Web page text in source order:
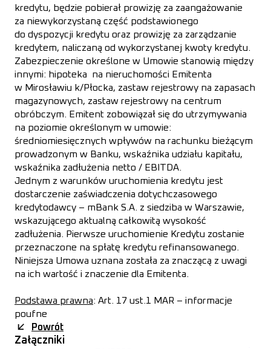
kredytu, będzie pobierał prowizję za zaangażowanie
za niewykorzystaną część podstawionego
do dyspozycji kredytu oraz prowizję za zarządzanie
kredytem, naliczaną od wykorzystanej kwoty kredytu.
Zabezpieczenie określone w Umowie stanowią między
innymi: hipoteka na nieruchomości Emitenta
w Mirosławiu k/Płocka, zastaw rejestrowy na zapasach
magazynowych, zastaw rejestrowy na centrum
obróbczym. Emitent zobowiązał się do utrzymywania
na poziomie określonym w umowie:
średniomiesięcznych wpływów na rachunku bieżącym
prowadzonym w Banku, wskaźnika udziału kapitału,
wskaźnika zadłużenia netto / EBITDA.
Jednym z warunków uruchomienia kredytu jest
dostarczenie zaświadczenia dotychczasowego
kredytodawcy – mBank S.A. z siedziba w Warszawie,
wskazującego aktualną całkowitą wysokość
zadłużenia. Pierwsze uruchomienie Kredytu zostanie
przeznaczone na spłatę kredytu refinansowanego.
Niniejsza Umowa uznana została za znaczącą z uwagi
na ich wartość i znaczenie dla Emitenta.
Podstawa prawna: Art. 17 ust.1 MAR – informacje
poufne
Powrót
Załączniki